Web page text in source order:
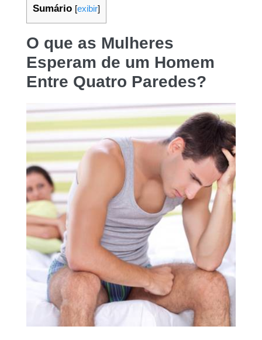
Sumário [exibir]
O que as Mulheres
Esperam de um Homem
Entre Quatro Paredes?